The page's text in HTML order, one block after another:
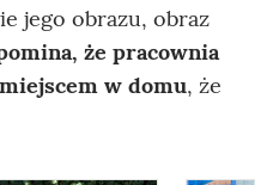
jego obrazu, obraz
że pracownia
w domu, że